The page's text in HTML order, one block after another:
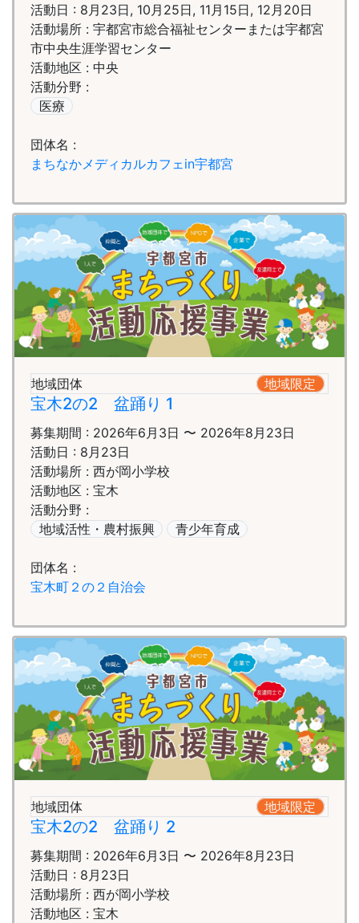
活動日 : 8月23日, 10月25日, 11月15日, 12月20日
活動場所 : 宇都宮市総合福祉センターまたは宇都宮
市中央生涯学習センター
活動地区 : 中央
活動分野 :
医療
団体名 :
まちなかメディカルカフェin宇都宮
地域団体 地域限定
宝木2の2 盆踊り 1
募集期間 : 2026年6月3日 〜 2026年8月23日
活動日 : 8月23日
活動場所 : 西が岡小学校
活動地区 : 宝木
活動分野 :
地域活性・農村振興
青少年育成
団体名 :
宝木町２の２自治会
地域団体 地域限定
宝木2の2 盆踊り 2
募集期間 : 2026年6月3日 〜 2026年8月23日
活動日 : 8月23日
活動場所 : 西が岡小学校
活動地区 : 宝木